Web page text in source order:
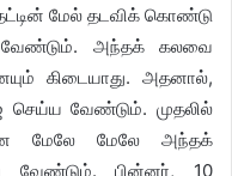
மேல் தடவிக் கொண்டு
அந்தக் கலவை
கிடையாது. அதனால்,
செய்ய வேண்டும். முதலில்
மேலே மேலே அந்தக்
பின்னர், 10